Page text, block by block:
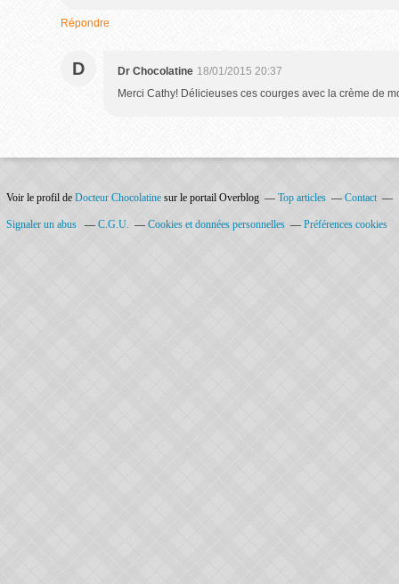
Répondre
D Dr Chocolatine 18/01/2015 20:37
Merci Cathy! Délicieuses ces courges avec la crème de
Voir le profil de Docteur Chocolatine sur le portail Overblog Top articles Contact
Signaler un abus C.G.U. Cookies et données personnelles Préférences cookies